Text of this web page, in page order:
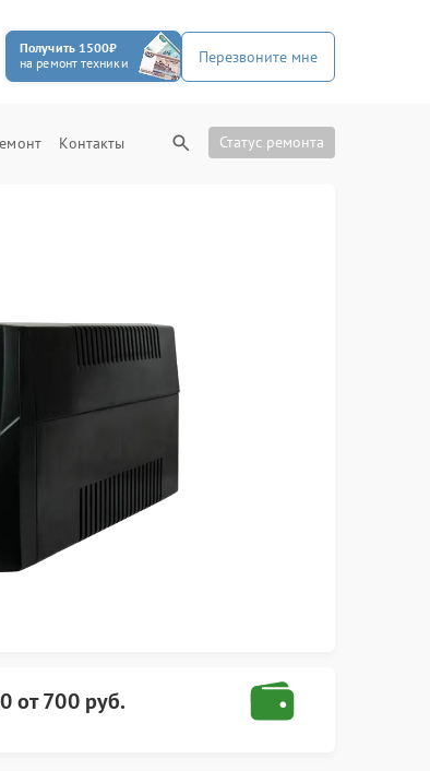
Получить 1500₽
на ремонт техники
Перезвоните мне
Контакты Статус ремонта
от700 руб.